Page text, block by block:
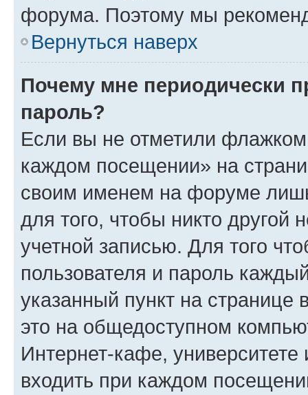
форума. Поэтому мы
Вернуться наверх
Почему мне периодически
пароль?
Если вы не отметили флажком
каждом посещении» на
своим именем на форуме
для того, чтобы никто другой
учетной записью. Для того
пользователя и пароль
указанный пункт на
это на общедоступном
Интернет-кафе, университете
входить при каждом